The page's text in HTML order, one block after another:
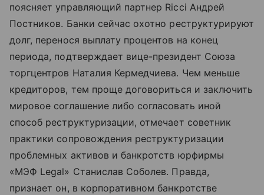
поясняет управляющий партнер Ricci Андрей
Постников. Банки сейчас охотно реструктурируют
долг, перенося выплату процентов на конец
периода, подтверждает вице-президент Союза
торгцентров Наталия Кермедчиева. Чем меньше
кредиторов, тем проще договориться и заключить
мировое соглашение либо согласовать иной
способ реструктуризации, отмечает советник
практики сопровождения реструктуризации
проблемных активов и банкротств юрфирмы
«МЭФ Legal» Станислав Соболев. Правда,
признает он, в корпоративном банкротстве